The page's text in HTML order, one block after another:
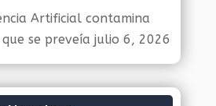
Artificial contamina
se preveía julio 6, 2026